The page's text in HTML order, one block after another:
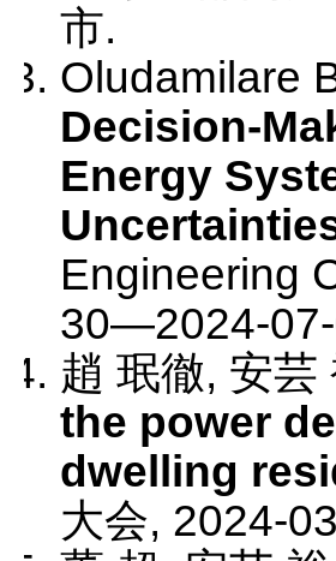
市.
Oludamilare
Decision-
Energy
Engineering
30—2024-
趙 珉徹, 安芸
the power
dwelling
大会, 2024-